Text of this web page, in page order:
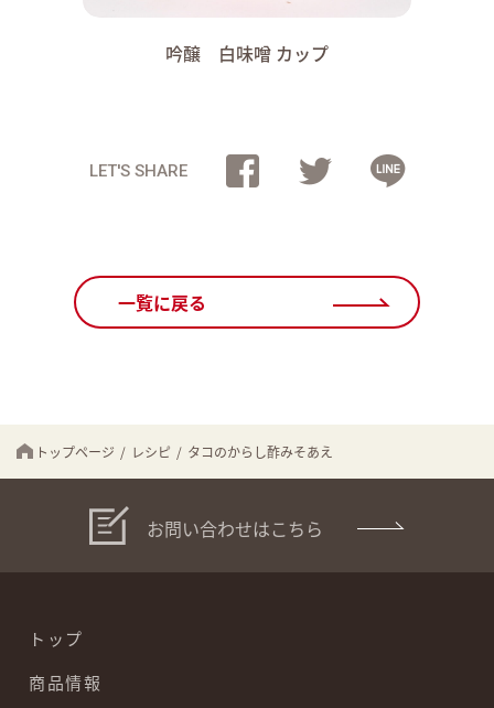
吟醸 白味噌 カップ
LET'S SHARE
一覧に戻る
トップページ / レシピ / タコのからし酢みそあえ
お問い合わせはこちら
トップ
商品情報